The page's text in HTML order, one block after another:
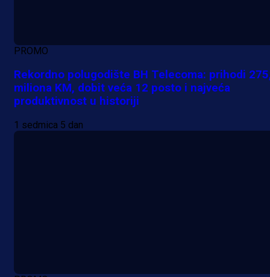
PROMO
Rekordno polugodište BH Telecoma: prihodi
miliona KM, dobit veća 12 posto i najveća
produktivnost u historiji
1 sedmica 5 dan